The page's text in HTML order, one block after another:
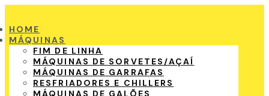
HOME
MÁQUINAS
FIM DE LINHA
MÁQUINAS DE SORVETES/AÇAÍ
MÁQUINAS DE GARRAFAS
RESFRIADORES E CHILLERS
MÁQUINAS DE GALÕES